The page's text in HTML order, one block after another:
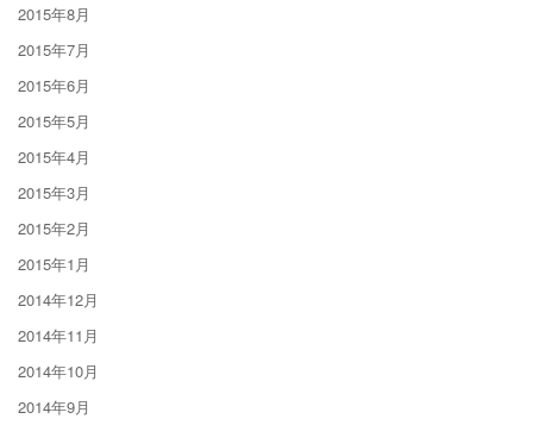
2015年8月
2015年7月
2015年6月
2015年5月
2015年4月
2015年3月
2015年2月
2015年1月
2014年12月
2014年11月
2014年10月
2014年9月